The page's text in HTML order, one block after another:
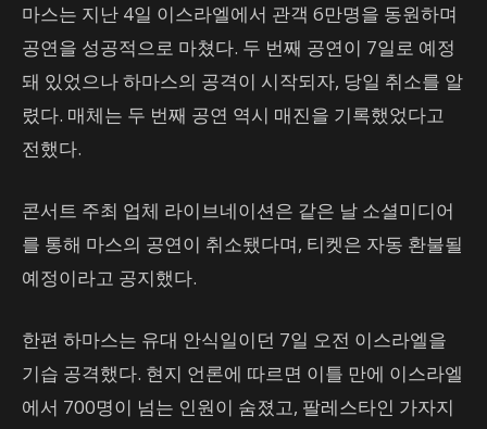
마스는 지난 4일 이스라엘에서 관객 6만명을 동원하며
공연을 성공적으로 마쳤다. 두 번째 공연이 7일로 예정
돼 있었으나 하마스의 공격이 시작되자, 당일 취소를 알
렸다. 매체는 두 번째 공연 역시 매진을 기록했었다고
전했다.
콘서트 주최 업체 라이브네이션은 같은 날 소셜미디어
를 통해 마스의 공연이 취소됐다며, 티켓은 자동 환불될
예정이라고 공지했다.
한편 하마스는 유대 안식일이던 7일 오전 이스라엘을
기습 공격했다. 현지 언론에 따르면 이틀 만에 이스라엘
에서 700명이 넘는 인원이 숨졌고, 팔레스타인 가자지